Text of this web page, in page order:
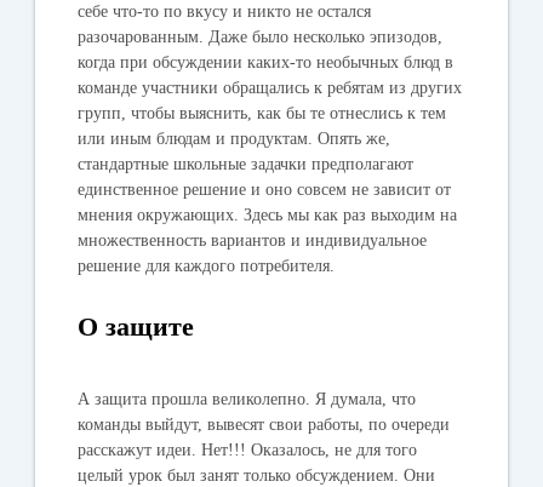
себе что-то по вкусу и никто не остался
разочарованным. Даже было несколько эпизодов,
когда при обсуждении каких-то необычных блюд в
команде участники обращались к ребятам из других
групп, чтобы выяснить, как бы те отнеслись к тем
или иным блюдам и продуктам. Опять же,
стандартные школьные задачки предполагают
единственное решение и оно совсем не зависит от
мнения окружающих. Здесь мы как раз выходим на
множественность вариантов и индивидуальное
решение для каждого потребителя.
О защите
А защита прошла великолепно. Я думала, что
команды выйдут, вывесят свои работы, по очереди
расскажут идеи. Нет!!! Оказалось, не для того
целый урок был занят только обсуждением. Они